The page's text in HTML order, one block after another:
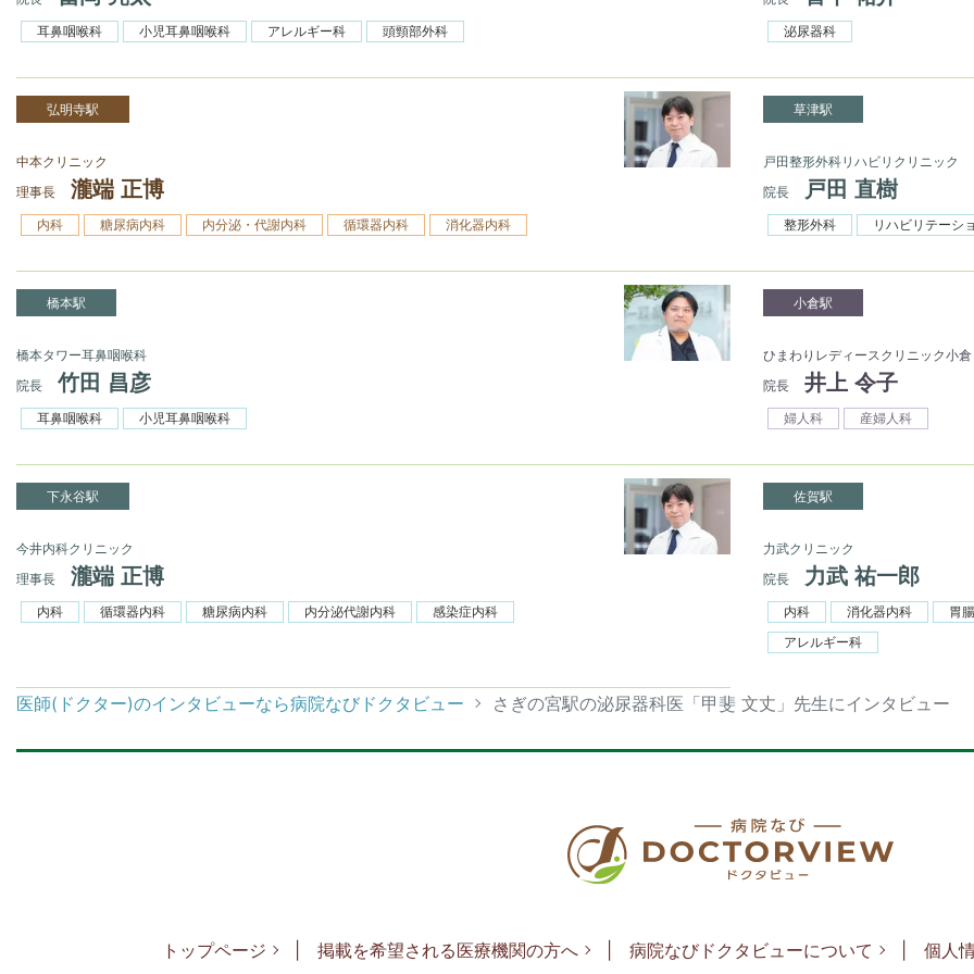
耳鼻咽喉科 小児耳鼻咽喉科 アレルギー科 頭頸部外科 泌尿器科
弘明寺駅
中本クリニック
理事長
瀧端 正博
内科 糖尿病内科 内分泌・代謝内科 循環器内科 消化器内科
草津駅
戸田整形外科リハビリクリニック
院長
戸田 直樹
整形外科 リハビリテーシ
橋本駅
橋本タワー耳鼻咽喉科
院長
竹田 昌彦
耳鼻咽喉科 小児耳鼻咽喉科
小倉駅
ひまわりレディースクリニック小倉
院長
井上 令子
婦人科 産婦人科
下永谷駅
今井内科クリニック
理事長
瀧端 正博
内科 循環器内科 糖尿病内科 内分泌代謝内科 感染症内科
佐賀駅
力武クリニック
院長
力武 祐一郎
内科 消化器内科
胃
アレルギー科
医師(ドクター)のインタビューなら病院なびドクタビュー さぎの宮駅の泌尿器科医「甲斐 文丈」先生にインタビュー
トップページ 掲載を希望される医療機関の方へ 病院なびドクタビューについて 個人